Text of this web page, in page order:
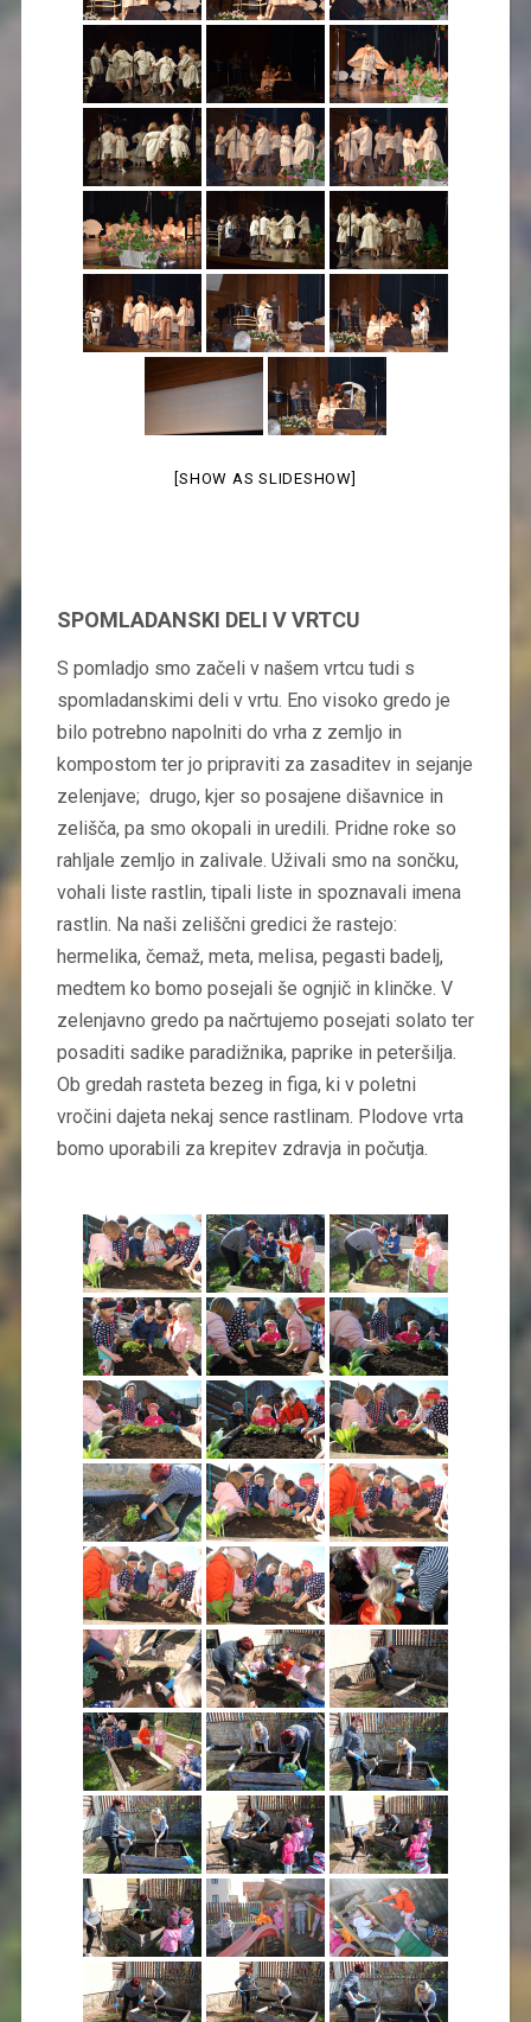
[SHOW AS SLIDESHOW]
SPOMLADANSKI DELI V VRTCU
S pomladjo smo začeli v našem vrtcu tudi s
spomladanskimi deli v vrtu. Eno visoko gredo je
bilo potrebno napolniti do vrha z zemljo in
kompostom ter jo pripraviti za zasaditev in sejanje
zelenjave; drugo, kjer so posajene dišavnice in
zelišča, pa smo okopali in uredili. Pridne roke so
rahljale zemljo in zalivale. Uživali smo na sončku,
vohali liste rastlin, tipali liste in spoznavali imena
rastlin. Na naši zeliščni gredici že rastejo:
hermelika, čemaž, meta, melisa, pegasti badelj,
medtem ko bomo posejali še ognjič in klinčke. V
zelenjavno gredo pa načrtujemo posejati solato ter
posaditi sadike paradižnika, paprike in peteršilja.
Ob gredah rasteta bezeg in figa, ki v poletni
vročini dajeta nekaj sence rastlinam. Plodove vrta
bomo uporabili za krepitev zdravja in počutja.